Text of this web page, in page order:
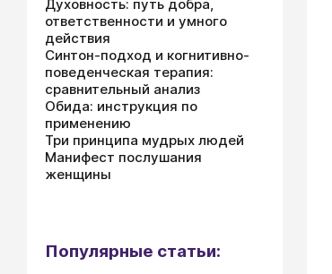
Духовность: путь добра,
ответственности и умного
действия
Синтон-подход и когнитивно-
поведенческая терапия:
сравнительный анализ
Обида: инструкция по
применению
Три принципа мудрых людей
Манифест послушания
женщины
Популярные статьи: